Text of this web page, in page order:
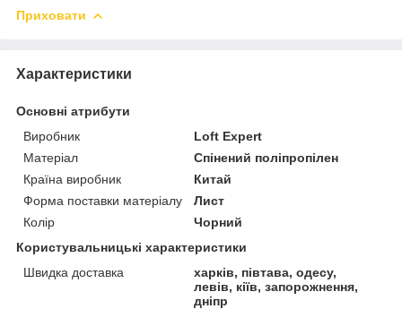
Приховати
Характеристики
Основні атрибути
Виробник
Loft Expert
Матеріал
Спінений поліпропілен
Країна виробник
Китай
Форма поставки матеріалу
Лист
Колір
Чорний
Користувальницькі характеристики
Швидка доставка
харків, півтава, одесу,
левів, кіїв, запорожнення,
дніпр